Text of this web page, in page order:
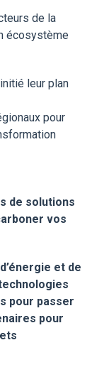
de la
écosystème
leur plan
pour
de solutions
vos
et de
pour passer
pour